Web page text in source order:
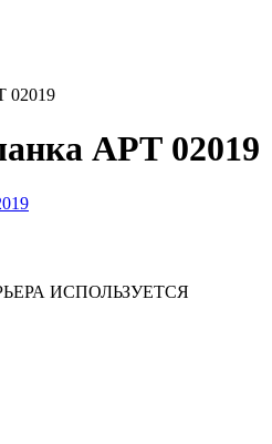
02019
АРТ 02019
ИСПОЛЬЗУЕТСЯ